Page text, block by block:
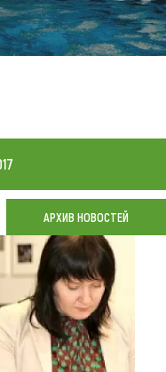
АРХИВ НОВОСТЕЙ